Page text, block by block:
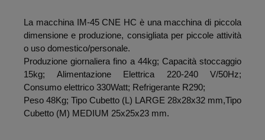
La macchina IM-45 CNE HC è una macchina di piccola
dimensione e produzione, consigliata per piccole attività
o uso domestico/personale.
Produzione giornaliera fino a 44kg; Capacità stoccaggio
15kg; Alimentazione Elettrica 220-240 V/50Hz;
Consumo elettrico 330Watt; Refrigerante R290;
Peso 48Kg; Tipo Cubetto (L) LARGE 28x28x32 mm,Tipo
Cubetto (M) MEDIUM 25x25x23 mm.